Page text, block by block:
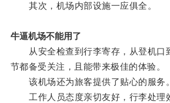
其次，机场内部设施一应俱全。
牛逼机场不能用了
从安全检查到行李寄存，从登机口
节都备受关注，且能带来极佳的体验。
该机场还为旅客提供了贴心的服务。
工作人员态度亲切友好，行李处理